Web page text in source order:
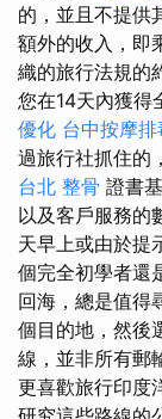
的，並且不提供
額外的收入，即
織的旅行法規的
您在14天內獲得
優化 台中按摩
過旅行社抓住的
台北 整骨 證書
以及客戶服務的
天早上或由於提
個完全初學者還
回海，總是值得
個目的地，然後
線，並非所有郵
更喜歡旅行印度